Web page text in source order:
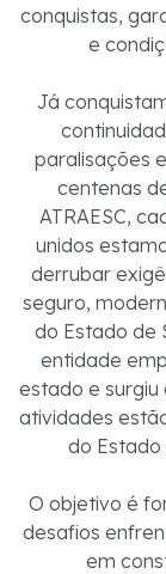
conquistas,
e
Já
paralisações
centenas
ATRAESC,
unidos
derrubar
seguro,
do Estado de
entidade
estado e surgiu
atividades
do Estado
O objetivo é
desafios
em